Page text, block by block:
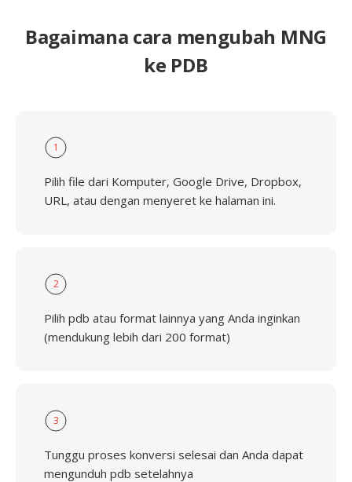
Bagaimana cara mengubah MNG
ke PDB
1
Pilih file dari Komputer, Google Drive, Dropbox,
URL, atau dengan menyeret ke halaman ini.
2
Pilih pdb atau format lainnya yang Anda inginkan
(mendukung lebih dari 200 format)
3
Tunggu proses konversi selesai dan Anda dapat
mengunduh pdb setelahnya